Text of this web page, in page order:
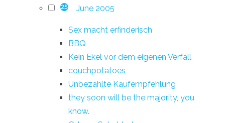
25 June 2005
Sex macht erfinderisch
BBQ
Kein Ekel vor dem eigenen Verfall
couchpotatoes
Unbezahlte Kaufempfehlung
they soon will be the majority, you
know.